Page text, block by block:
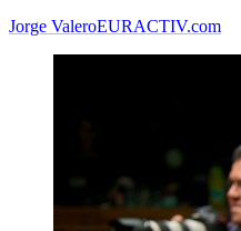
Jorge ValeroEURACTIV.com